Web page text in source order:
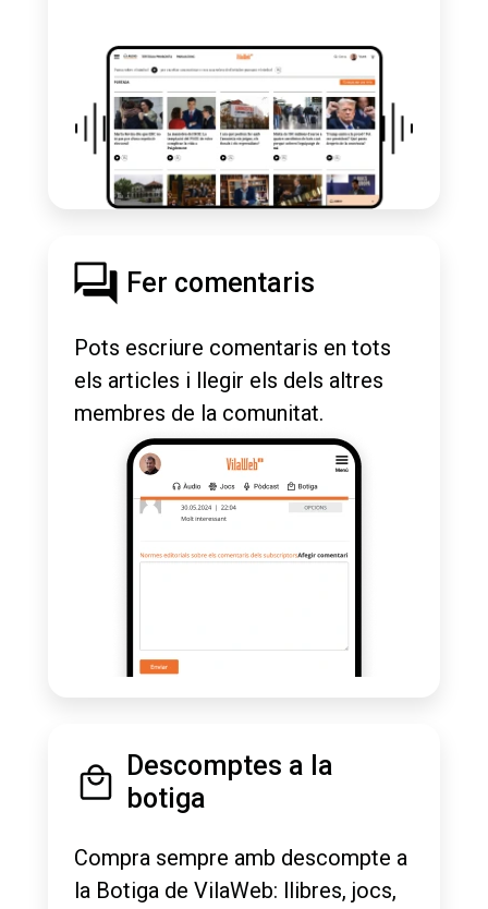
Fer comentaris
Pots escriure comentaris en tots
els articles i llegir els dels altres
membres de la comunitat.
Descomptes a la
botiga
Compra sempre amb descompte a
la Botiga de VilaWeb: llibres, jocs,